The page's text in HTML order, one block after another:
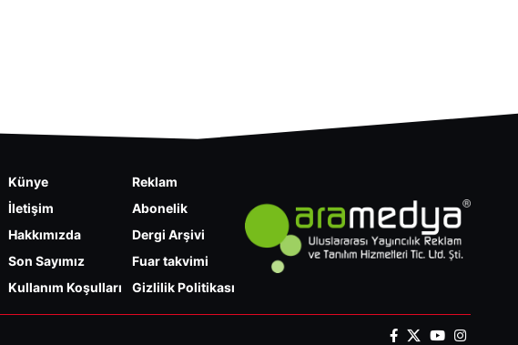
Künye
İletişim
Hakkımızda
Son Sayımız
Kullanım Koşulları
Reklam
Abonelik
Dergi Arşivi
Fuar takvimi
Gizlilik Politikası